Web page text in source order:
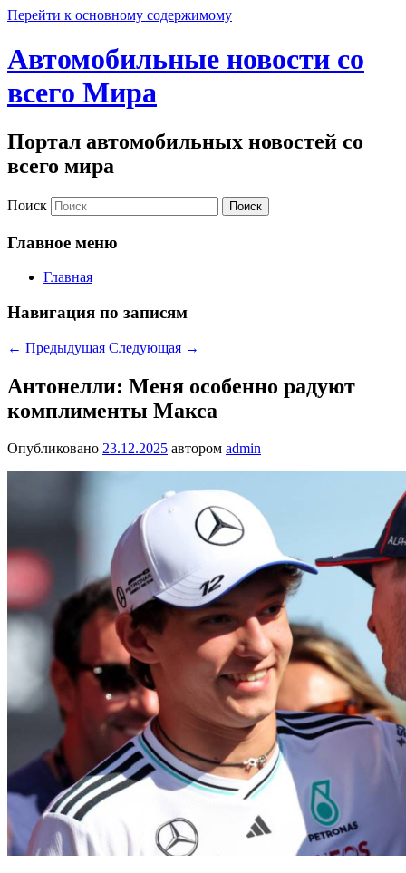
Перейти к основному содержимому
Автомобильные новости со
всего Мира
Портал автомобильных новостей со
всего мира
Поиск
Главное меню
Главная
Навигация по записям
← Предыдущая Следующая →
Антонелли: Меня особенно радуют
комплименты Макса
Опубликовано 23.12.2025 автором admin